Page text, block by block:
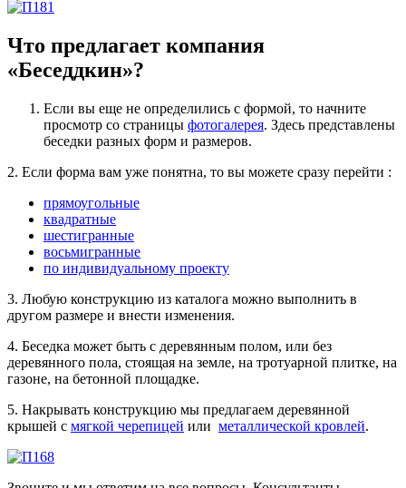
Что предлагает компания
«Беседдкин»?
Если вы еще не определились с формой, то начните
просмотр со страницы фотогалерея. Здесь представлены
беседки разных форм и размеров.
2. Если форма вам уже понятна, то вы можете сразу перейти :
прямоугольные
квадратные
шестигранные
восьмигранные
по индивидуальному проекту
3. Любую конструкцию из каталога можно выполнить в
другом размере и внести изменения.
4. Беседка может быть с деревянным полом, или без
деревянного пола, стоящая на земле, на тротуарной плитке, на
газоне, на бетонной площадке.
5. Накрывать конструкцию мы предлагаем деревянной
крышей с мягкой черепицей или металлической кровлей.